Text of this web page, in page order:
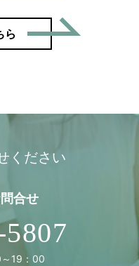
ら
ください
合せ
19：00